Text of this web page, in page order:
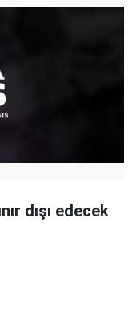
dışı edecek